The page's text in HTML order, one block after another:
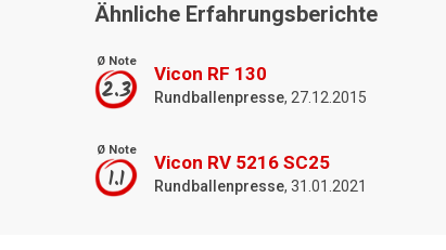
Ähnliche Erfahrungsberichte
Ø Note
2.3
Vicon RF 130
Rundballenpresse, 27.12.2015
Ø Note
1.1
Vicon RV 5216 SC25
Rundballenpresse, 31.01.2021